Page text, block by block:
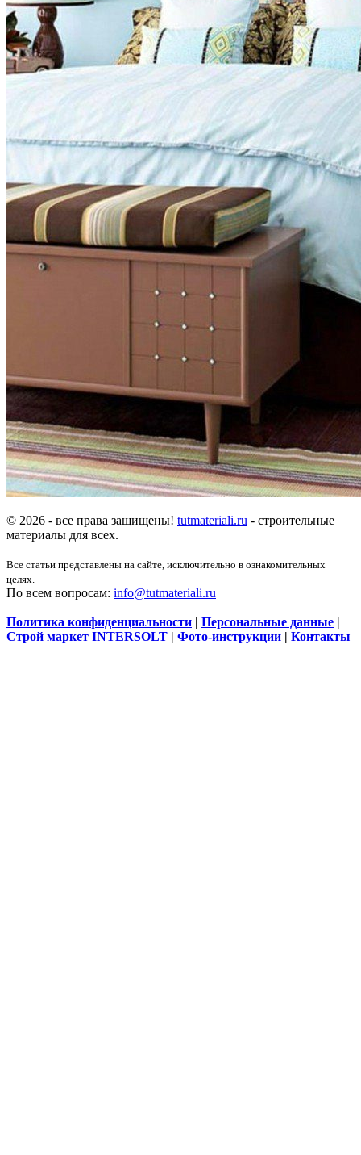
© 2026 - все права защищены! tutmateriali.ru - строительные
материалы для всех.
Все статьи представлены на сайте, исключительно в ознакомительных
целях.
По всем вопросам: info@tutmateriali.ru
Политика конфиденциальности | Персональные данные |
Строй маркет INTERSOLT | Фото-инструкции | Контакты